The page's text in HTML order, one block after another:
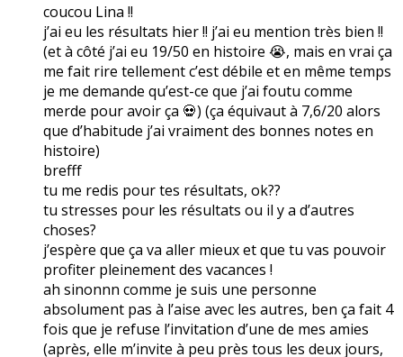
coucou Lina !!
j’ai eu les résultats hier !! j’ai eu mention très bien !!
(et à côté j’ai eu 19/50 en histoire 😭, mais en vrai ça
me fait rire tellement c’est débile et en même temps
je me demande qu’est-ce que j’ai foutu comme
merde pour avoir ça 💀) (ça équivaut à 7,6/20 alors
que d’habitude j’ai vraiment des bonnes notes en
histoire)
brefff
tu me redis pour tes résultats, ok??
tu stresses pour les résultats ou il y a d’autres
choses?
j’espère que ça va aller mieux et que tu vas pouvoir
profiter pleinement des vacances !
ah sinonnn comme je suis une personne
absolument pas à l’aise avec les autres, ben ça fait 4
fois que je refuse l’invitation d’une de mes amies
(après, elle m’invite à peu près tous les deux jours,